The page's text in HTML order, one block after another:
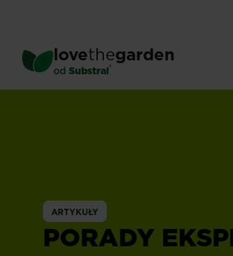
content
lovethegarden
od Substral®
ARTYKUŁY
PORADY